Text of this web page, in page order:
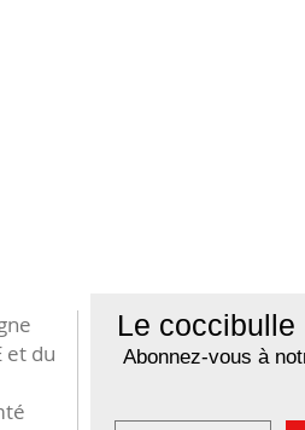
Le coccibulle
Abonnez-vous à
et du